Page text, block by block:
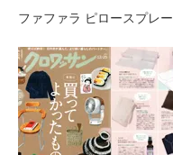
ファファラ ピロースプレ